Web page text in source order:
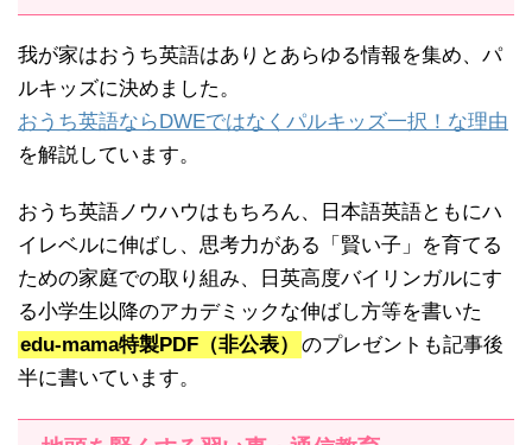
我が家はおうち英語はありとあらゆる情報を集め、パ
ルキッズに決めました。
おうち英語ならDWEではなくパルキッズ一択！な理由
を解説しています。
おうち英語ノウハウはもちろん、日本語英語ともにハ
イレベルに伸ばし、思考力がある「賢い子」を育てる
ための家庭での取り組み、日英高度バイリンガルにす
る小学生以降のアカデミックな伸ばし方等を書いた
edu-mama特製PDF（非公表）
のプレゼントも記事後
半に書いています。